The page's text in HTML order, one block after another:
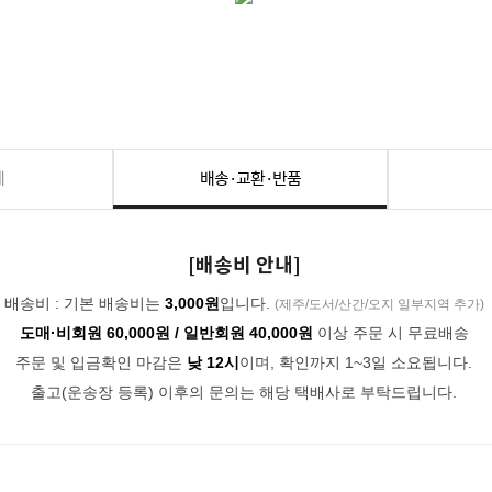
배송·교환·반품
[배송비 안내]
배송비 : 기본 배송비는 3,000원 입니다. (제주/도서/산간/오지 일부지역 추가)
도매·비회원 60,000원 / 일반회원 40,000원 이상 주문 시 무료배송
주문 및 입금확인 마감은 낮 12시 이며, 확인까지 1~3일 소요됩니다.
출고(운송장 등록) 이후의 문의는 해당 택배사로 부탁드립니다.